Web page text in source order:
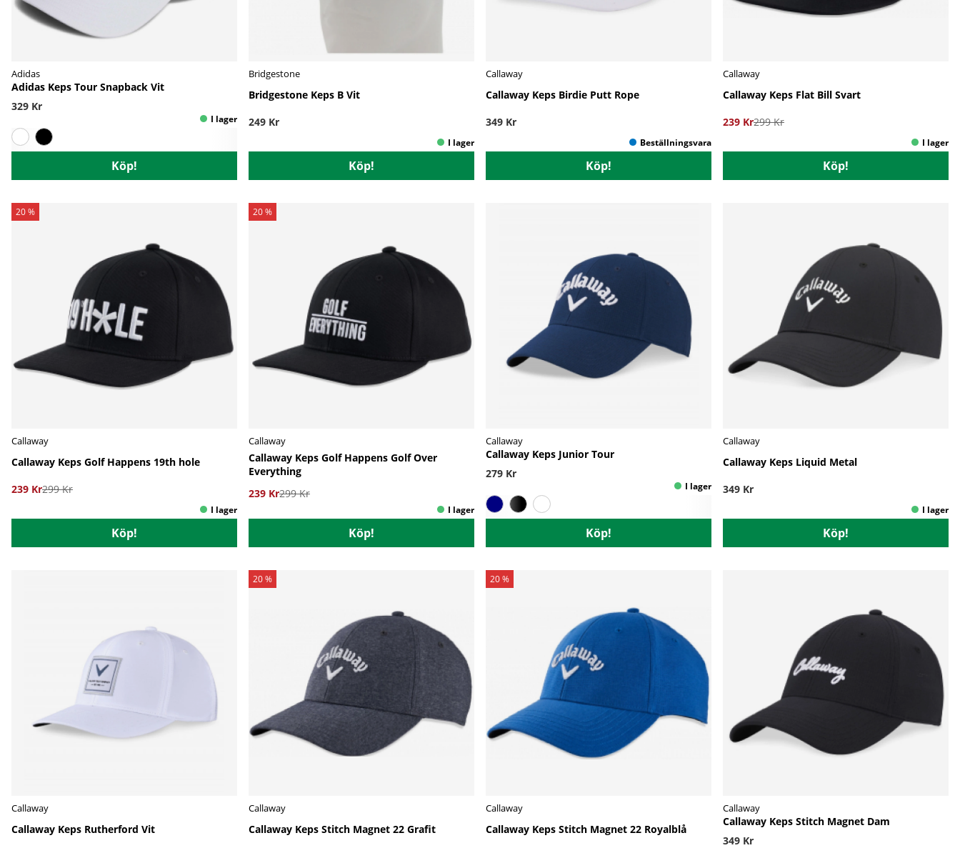
Adidas
Adidas Keps Tour Snapback Vit
329 Kr
Köp!
Bridgestone
Bridgestone Keps B Vit
249 Kr
Köp!
Callaway
Callaway Keps Birdie Putt Rope
349 Kr
Köp!
Callaway
Callaway Keps Flat Bill Svart
239 Kr299 Kr
Köp!
20 %
Callaway
Callaway Keps Golf Happens 19th hole
239 Kr299 Kr
Köp!
20 %
Callaway
Callaway Keps Golf Happens Golf Over
Everything
239 Kr299 Kr
Köp!
Callaway
Callaway Keps Junior Tour
279 Kr
Köp!
Callaway
Callaway Keps Liquid Metal
349 Kr
Köp!
Callaway
Callaway Keps Rutherford Vit
20 %
Callaway
Callaway Keps Stitch Magnet 22 Grafit
20 %
Callaway
Callaway Keps Stitch Magnet 22 Royalblå
Callaway
Callaway Keps Stitch Magnet Dam
349 Kr